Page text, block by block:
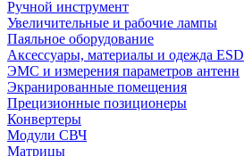
Ручной инструмент
Увеличительные и рабочие лампы
Паяльное оборудование
Аксессуары, материалы и одежда ESD
ЭМС и измерения параметров антенн
Экранированные помещения
Прецизионные позиционеры
Конвертеры
Модули СВЧ
Матрицы